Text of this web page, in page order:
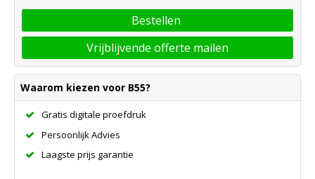
Bestellen
Vrijblijvende offerte mailen
Waarom kiezen voor B55?
Gratis digitale proefdruk
Persoonlijk Advies
Laagste prijs garantie